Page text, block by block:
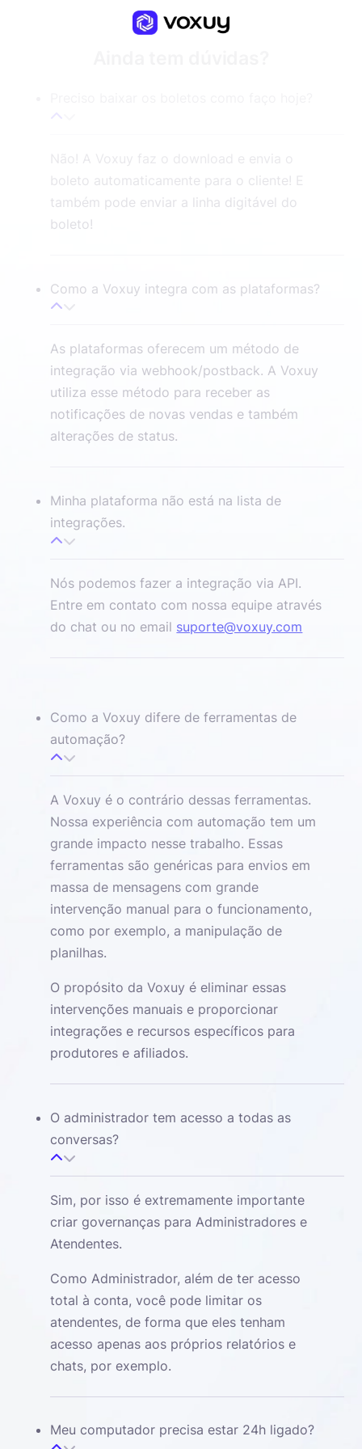
Não! A Voxuy faz o download e envia o
boleto automaticamente para o cliente! E
também pode enviar a linha digitável do
boleto!
Como a Voxuy integra com as plataformas?
As plataformas oferecem um método de
integração via webhook/postback. A Voxuy
utiliza esse método para receber as
notificações de novas vendas e também
alterações de status.
Minha plataforma não está na lista de
integrações.
Nós podemos fazer a integração via API.
Entre em contato com nossa equipe através
do chat ou no email suporte@voxuy.com
Como a Voxuy difere de ferramentas de
automação?
A Voxuy é o contrário dessas ferramentas.
Nossa experiência com automação tem um
grande impacto nesse trabalho. Essas
ferramentas são genéricas para envios em
massa de mensagens com grande
intervenção manual para o funcionamento,
como por exemplo, a manipulação de
planilhas.
O propósito da Voxuy é eliminar essas
intervenções manuais e proporcionar
integrações e recursos específicos para
produtores e afiliados.
O administrador tem acesso a todas as
conversas?
Sim, por isso é extremamente importante
criar governanças para Administradores e
Atendentes.
Como Administrador, além de ter acesso
total à conta, você pode limitar os
atendentes, de forma que eles tenham
acesso apenas aos próprios relatórios e
chats, por exemplo.
Meu computador precisa estar 24h ligado?